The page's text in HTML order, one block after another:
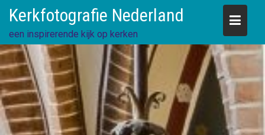
content
Kerkfotografie Nederland
een inspirerende kijk op kerken